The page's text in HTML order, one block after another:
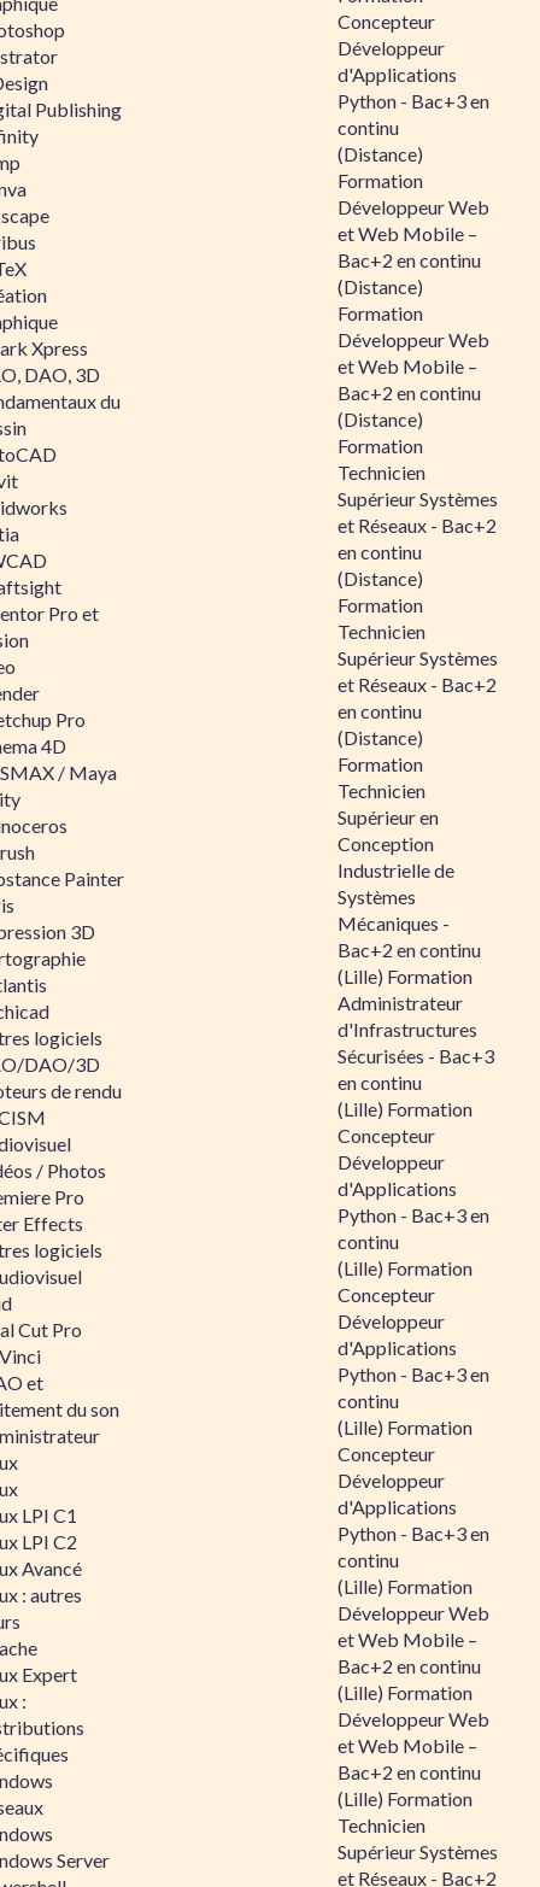
Publishing
Xpress
DAO, 3D
du
Pro et
Pro
4D
/ Maya
Painter
3D
logiciels
DAO/3D
de rendu
/ Photos
Pro
Effects
logiciels
Cut Pro
et
du son
LPI C1
LPI C2
Avancé
: autres
Expert
:
Server
Concepteur
Développeur
d'Applications
Python - Bac+3 en
continu
(Distance)
Formation
Développeur Web
et Web Mobile –
Bac+2 en continu
(Distance)
Formation
Développeur Web
et Web Mobile –
Bac+2 en continu
(Distance)
Formation
Technicien
Supérieur Systèmes
et Réseaux - Bac+2
en continu
(Distance)
Formation
Technicien
Supérieur Systèmes
et Réseaux - Bac+2
en continu
(Distance)
Formation
Technicien
Supérieur en
Conception
Industrielle de
Systèmes
Mécaniques -
Bac+2 en continu
(Lille) Formation
Administrateur
d'Infrastructures
Sécurisées - Bac+3
en continu
(Lille) Formation
Concepteur
Développeur
d'Applications
Python - Bac+3 en
continu
(Lille) Formation
Concepteur
Développeur
d'Applications
Python - Bac+3 en
continu
(Lille) Formation
Concepteur
Développeur
d'Applications
Python - Bac+3 en
continu
(Lille) Formation
Développeur Web
et Web Mobile –
Bac+2 en continu
(Lille) Formation
Développeur Web
et Web Mobile –
Bac+2 en continu
(Lille) Formation
Technicien
Supérieur Systèmes
et Réseaux - Bac+2